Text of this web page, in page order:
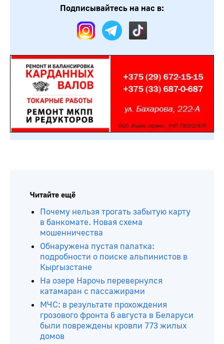
Подписывайтесь на нас в:
Читайте ещё
Почему нельзя трогать забытую карту
в банкомате. Новая схема
мошенничества
Обнаружена пустая палатка:
подробности о поиске альпинистов в
Кыргызстане
На озере Нарочь перевернулся
катамаран с пассажирами
МЧС: в результате прохождения
грозового фронта 6 августа в Беларуси
были повреждены кровли 773 жилых
домов